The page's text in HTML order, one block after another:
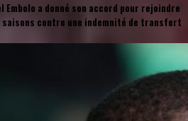
a donné son accord pour rejoindre
saisons contre une indemnité de transfert